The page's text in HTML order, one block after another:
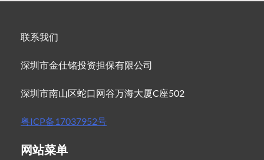
联系我们
深圳市金仕铭投资担保有限公司
深圳市南山区蛇口网谷万海大厦C座502
粤ICP备17037952号
网站菜单